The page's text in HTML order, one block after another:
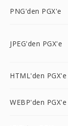
PNG'den PGX'e
JPEG'den PGX'e
HTML'den PGX'e
WEBP'den PGX'e